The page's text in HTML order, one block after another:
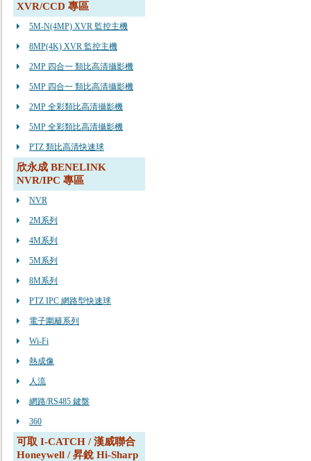
XVR/CCD 專區
5M-N(4MP) XVR 監控主機
8MP(4K) XVR 監控主機
2MP 四合一 類比高清攝影機
5MP 四合一 類比高清攝影機
2MP 全彩類比高清攝影機
5MP 全彩類比高清攝影機
PTZ 類比高清快速球
欣永成 BENELINK
NVR/IPC 專區
NVR
2M系列
4M系列
5M系列
8M系列
PTZ IPC 網路型快速球
電子圍籬系列
Wi-Fi
熱成像
人流
網路/RS485 鍵盤
360
可取 I-CATCH / 漢威聯合
Honeywell / 昇銳 Hi-Sharp